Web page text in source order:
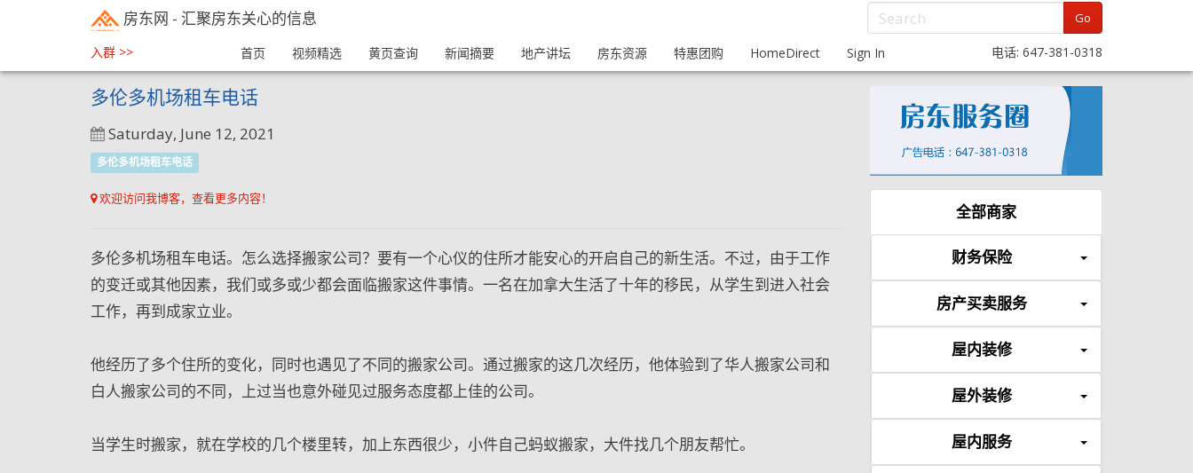
房东网 - 汇聚房东关心的信息 Go
入群 >> 首页 视频精选 黄页查询 新闻摘要 地产讲坛 房东资源 特惠团购 HomeDirect Sign In 电话: 647-381-0318
多伦多机场租车电话
Saturday, June 12, 2021
多伦多机场租车电话
欢迎访问我博客，查看更多内容！
多伦多机场租车电话。怎么选择搬家公司？要有一个心仪的住所才能安心的开启自己的新生活。不过，由于工作
的变迁或其他因素，我们或多或少都会面临搬家这件事情。一名在加拿大生活了十年的移民，从学生到进入社会
工作，再到成家立业。
他经历了多个住所的变化，同时也遇见了不同的搬家公司。通过搬家的这几次经历，他体验到了华人搬家公司和
白人搬家公司的不同，上过当也意外碰见过服务态度都上佳的公司。
当学生时搬家，就在学校的几个楼里转，加上东西很少，小件自己蚂蚁搬家，大件找几个朋友帮忙。
全部商家
财务保险
房产买卖服务
屋内装修
屋外装修
屋内服务